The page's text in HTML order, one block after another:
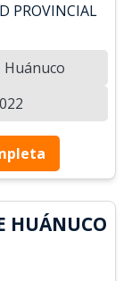
PROVINCIAL
Huánuco
HUÁNUCO